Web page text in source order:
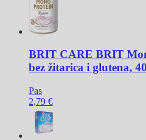
BRIT CARE BRIT
bez žitarica i glutena,
Pas
2,79 €